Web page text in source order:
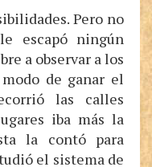
Pero no
escapó ningún
a observar a los
de ganar el
las calles
iba más la
la contó para
el sistema de